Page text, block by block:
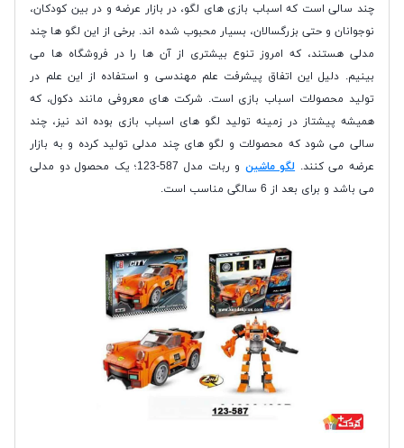
چند سالی است که اسباب بازی های لگو، در بازار عرضه و در بین کودکان،
نوجوانان و حتی بزرگسالان، بسیار محبوب شده اند. برخی از این لگو ها چند
مدلی هستند، که امروز تنوع بیشتری از آن ها را در فروشگاه ها می
بینیم. دلیل این اتفاق پیشرفت علم مهندسی و استفاده از این علم در
تولید محصولات اسباب بازی است. شرکت های معروفی مانند دکول، که
همیشه پیشتاز در زمینه تولید لگو های اسباب بازی بوده اند نیز، چند
سالی می شود که محصولات و لگو های چند مدلی تولید کرده و به بازار
عرضه می کنند. لگو ماشین
و ربات مدل 587-123؛ یک محصول دو مدلی
می باشد و برای بعد از 6 سالگی مناسب است.